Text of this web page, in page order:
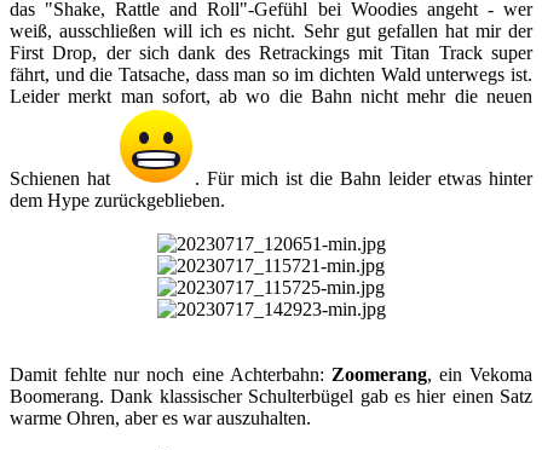
das "Shake, Rattle and Roll"-Gefühl bei Woodies angeht - wer
weiß, ausschließen will ich es nicht. Sehr gut gefallen hat mir der
First Drop, der sich dank des Retrackings mit Titan Track super
fährt, und die Tatsache, dass man so im dichten Wald unterwegs ist.
Leider merkt man sofort, ab wo die Bahn nicht mehr die neuen
Schienen hat
. Für mich ist die Bahn leider etwas hinter
dem Hype zurückgeblieben.​
Damit fehlte nur noch eine Achterbahn: Zoomerang, ein Vekoma
Boomerang. Dank klassischer Schulterbügel gab es hier einen Satz
warme Ohren, aber es war auszuhalten.​